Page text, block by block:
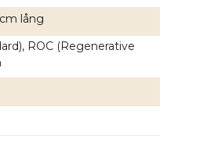
lång
ROC (Regenerative